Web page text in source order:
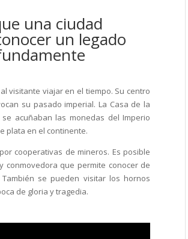
una ciudad
un legado
visitante viajar en el tiempo. Su centro
su pasado imperial. La Casa de la
acuñaban las monedas del Imperio
plata en el continente.
cooperativas de mineros. Es posible
conmovedora que permite conocer de
se pueden visitar los hornos
de gloria y tragedia.